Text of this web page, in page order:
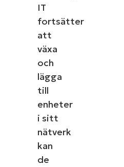
IT
fortsätter
att
växa
och
lägga
till
enheter
i sitt
nätverk
kan
de